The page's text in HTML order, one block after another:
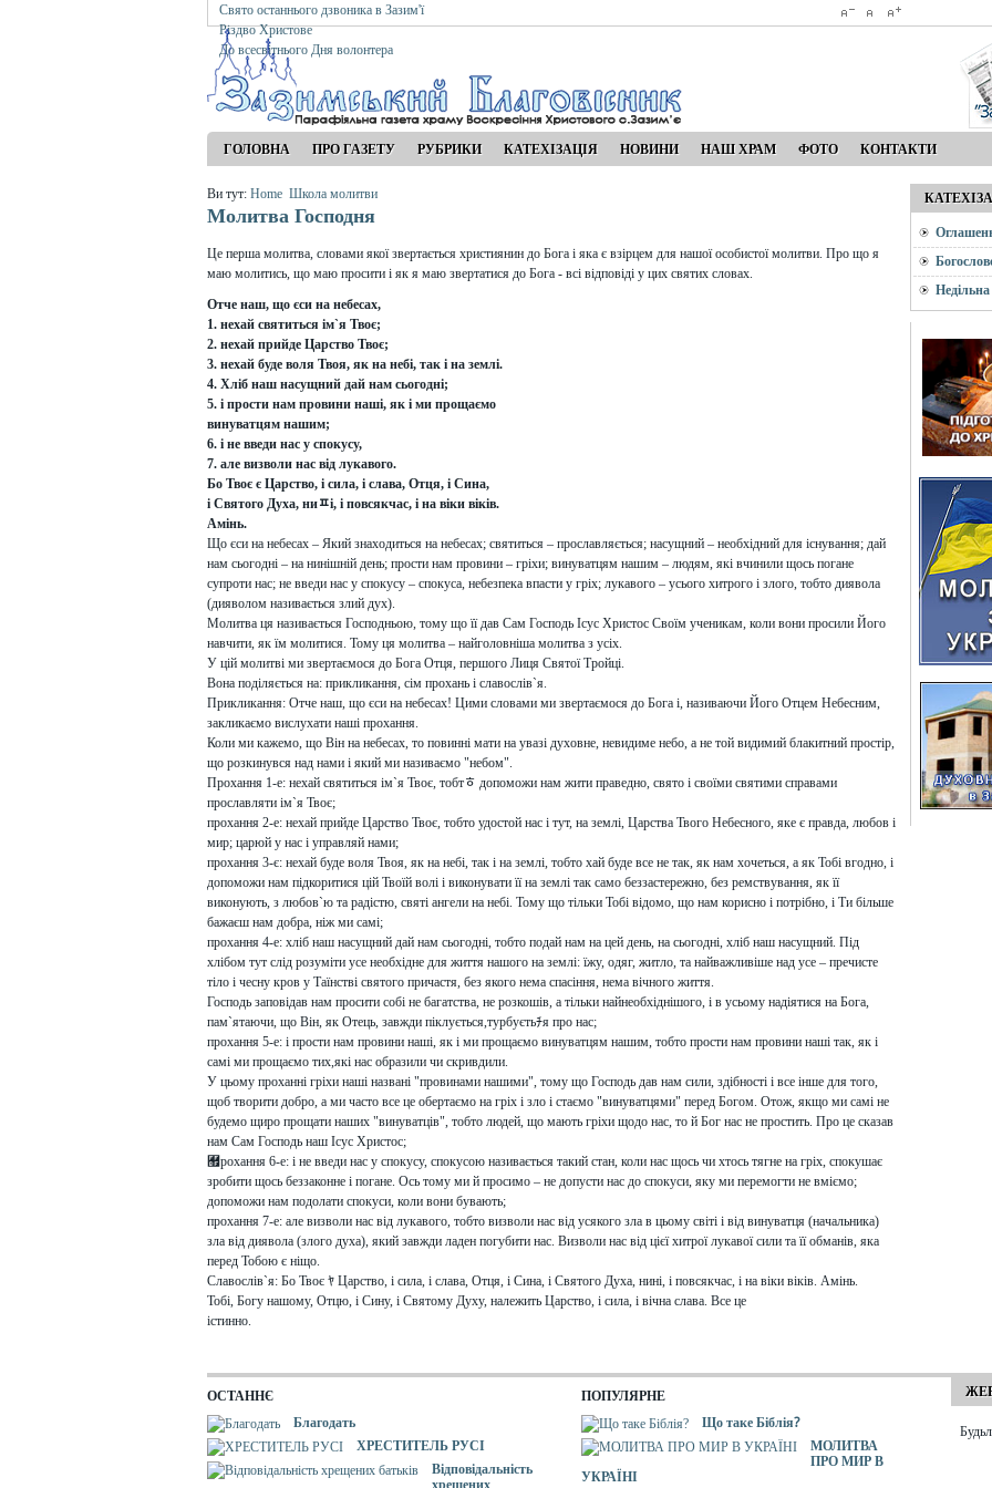
Свято останнього дзвоника в Зазим'ї
Різдво Христове
До всесвітнього Дня волонтера
ГОЛОВНА ПРО ГАЗЕТУ РУБРИКИ КАТЕХІЗАЦІЯ НОВИНИ НАШ ХРАМ ФОТО КОНТАКТИ
Ви тут: Home Школа молитви
Молитва Господня
Це перша молитва, словами якої звертається християнин до Бога і яка є взірцем для нашої особистої молитви. Про що я
маю молитись, що маю просити і як я маю звертатися до Бога - всі відповіді у цих святих словах.
Отче наш, що єси на небесах,
1. нехай святиться ім`я Твоє;
2. нехай прийде Царство Твоє;
3. нехай буде воля Твоя, як на небі, так і на землі.
4. Хліб наш насущний дай нам сьогодні;
5. і прости нам провини наші, як і ми прощаємо
винуватцям нашим;
6. і не введи нас у спокусу,
7. але визволи нас від лукавого.
Бо Твоє є Царство, і сила, і слава, Отця, і Сина,
і Святого Духа, ниﾽі, і повсякчас, і на віки віків.
Амінь.
Що єси на небесах – Який знаходиться на небесах; святиться – прославляється; насущний – необхідний для існування; дай
нам сьогодні – на нинішній день; прости нам провини – гріхи; винуватцям нашим – людям, які вчинили щось погане
супроти нас; не введи нас у спокусу – спокуса, небезпека впасти у гріх; лукавого – усього хитрого і злого, тобто диявола
(дияволом називається злий дух).
Молитва ця називається Господньою, тому що її дав Сам Господь Ісус Христос Своїм ученикам, коли вони просили Його
навчити, як їм молитися. Тому ця молитва – найголовніша молитва з усіх.
У цій молитві ми звертаємося до Бога Отця, першого Лиця Святої Тройці.
Вона поділяється на: прикликання, сім прохань і славослів`я.
Прикликання: Отче наш, що єси на небесах! Цими словами ми звертаємося до Бога і, називаючи Його Отцем Небесним,
закликаємо вислухати наші прохання.
Коли ми кажемо, що Він на небесах, то повинні мати на увазі духовне, невидиме небо, а не той видимий блакитний простір,
що розкинувся над нами і який ми називаємо "небом".
Прохання 1-е: нехай святиться ім`я Твоє, тобтﾾ допоможи нам жити праведно, свято і своїми святими справами
прославляти ім`я Твоє;
прохання 2-е: нехай прийде Царство Твоє, тобто удостой нас і тут, на землі, Царства Твого Небесного, яке є правда, любов і
мир; царюй у нас і управляй нами;
прохання 3-є: нехай буде воля Твоя, як на небі, так і на землі, тобто хай буде все не так, як нам хочеться, а як Тобі вгодно, і
допоможи нам підкоритися цій Твоїй волі і виконувати її на землі так само беззастережно, без ремствування, як її
виконують, з любов`ю та радістю, святі ангели на небі. Тому що тільки Тобі відомо, що нам корисно і потрібно, і Ти більше
бажаєш нам добра, ніж ми самі;
прохання 4-е: хліб наш насущний дай нам сьогодні, тобто подай нам на цей день, на сьогодні, хліб наш насущний. Під
хлібом тут слід розуміти усе необхідне для життя нашого на землі: їжу, одяг, житло, та найважливіше над усе – пречисте
тіло і чесну кров у Таїнстві святого причастя, без якого нема спасіння, нема вічного життя.
Господь заповідав нам просити собі не багатства, не розкошів, а тільки найнеобхіднішого, і в усьому надіятися на Бога,
пам`ятаючи, що Він, як Отець, завжди піклується,турбуєтьﾁя про нас;
прохання 5-е: і прости нам провини наші, як і ми прощаємо винуватцям нашим, тобто прости нам провини наші так, як і
самі ми прощаємо тих,які нас образили чи скривдили.
У цьому проханні гріхи наші названі "провинами нашими", тому що Господь дав нам сили, здібності і все інше для того,
щоб творити добро, а ми часто все це обертаємо на гріх і зло і стаємо "винуватцями" перед Богом. Отож, якщо ми самі не
будемо щиро прощати наших "винуватців", тобто людей, що мають гріхи щодо нас, то й Бог нас не простить. Про це сказав
нам Сам Господь наш Ісус Христос;
﾿рохання 6-е: і не введи нас у спокусу, спокусою називається такий стан, коли нас щось чи хтось тягне на гріх, спокушає
зробити щось беззаконне і погане. Ось тому ми й просимо – не допусти нас до спокуси, яку ми перемогти не вміємо;
допоможи нам подолати спокуси, коли вони бувають;
прохання 7-е: але визволи нас від лукавого, тобто визволи нас від усякого зла в цьому світі і від винуватця (начальника)
зла від диявола (злого духа), який завжди ладен погубити нас. Визволи нас від цієї хитрої лукавої сили та її обманів, яка
перед Тобою є ніщо.
Славослів`я: Бо Твоє ﾔ Царство, і сила, і слава, Отця, і Сина, і Святого Духа, нині, і повсякчас, і на віки віків. Амінь.
Тобі, Богу нашому, Отцю, і Сину, і Святому Духу, належить Царство, і сила, і вічна слава. Все це
істинно.
ОСТАННЄ
Благодать
ХРЕСТИТЕЛЬ РУСІ
Відповідальність
хрещених
ПОПУЛЯРНЕ
Що таке Біблія?
МОЛИТВА
ПРО МИР В
УКРАЇНІ